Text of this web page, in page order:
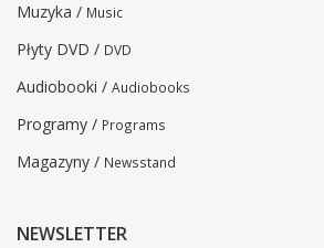
Muzyka / Music
Płyty DVD / DVD
Audiobooki / Audiobooks
Programy / Programs
Magazyny / Newsstand
NEWSLETTER